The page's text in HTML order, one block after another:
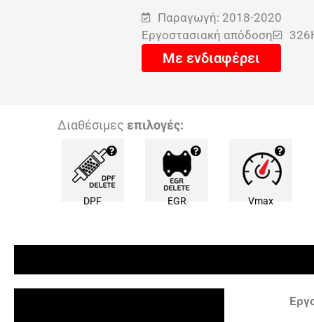
Παραγωγή: 2018-2020
Εργοστασιακή απόδοση
Με ενδιαφέρει
Διαθέσιμες επιλογές:
DPF EGR Vmax